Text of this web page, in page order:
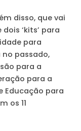
disso, que vai
‘kits’ para
para
passado,
para a
para a
Educação para
os 11